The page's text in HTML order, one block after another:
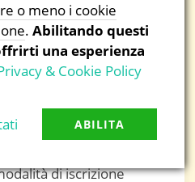
bambini possano
vacanza scientifica
di iscrizione
o meno i cookie
.Abilitando questi
una esperienza
& Cookie Policy
ABILITA